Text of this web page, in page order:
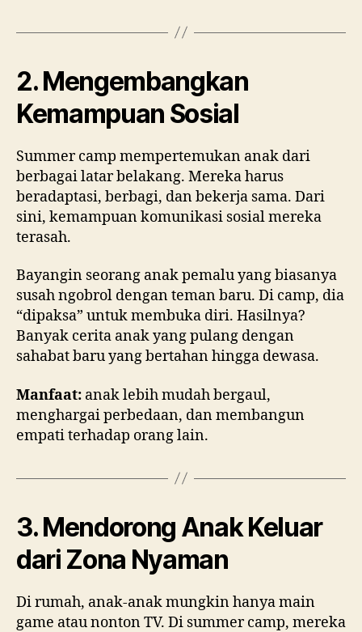
2. Mengembangkan
Kemampuan Sosial
Summer camp mempertemukan anak dari
berbagai latar belakang. Mereka harus
beradaptasi, berbagi, dan bekerja sama. Dari
sini, kemampuan komunikasi sosial mereka
terasah.
Bayangin seorang anak pemalu yang biasanya
susah ngobrol dengan teman baru. Di camp, dia
“dipaksa” untuk membuka diri. Hasilnya?
Banyak cerita anak yang pulang dengan
sahabat baru yang bertahan hingga dewasa.
Manfaat: anak lebih mudah bergaul,
menghargai perbedaan, dan membangun
empati terhadap orang lain.
3. Mendorong Anak Keluar
dari Zona Nyaman
Di rumah, anak-anak mungkin hanya main
game atau nonton TV. Di summer camp, mereka